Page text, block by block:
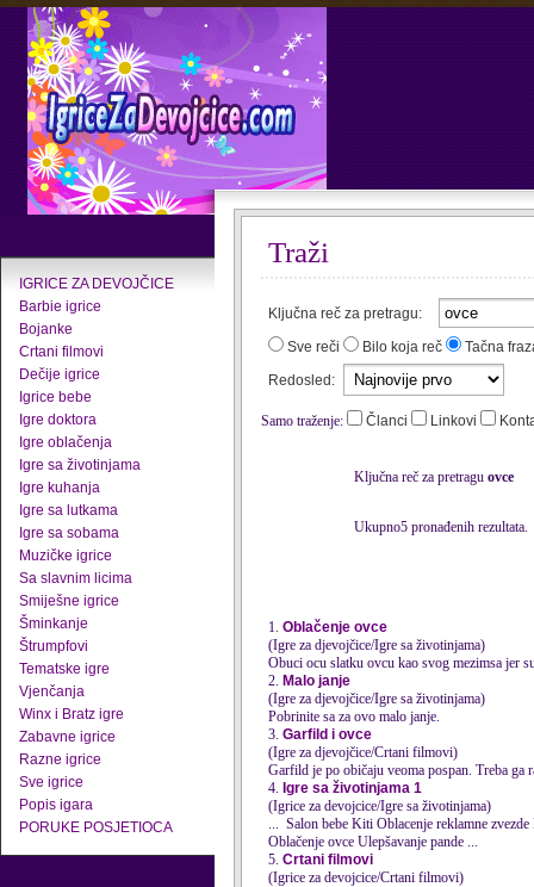
IGRICE ZA DEVOJČICE
Barbie igrice
Bojanke
Crtani filmovi
Dečije igrice
Igrice bebe
Igre doktora
Igre oblačenja
Igre sa životinjama
Igre kuhanja
Igre sa lutkama
Igre sa sobama
Muzičke igrice
Sa slavnim licima
Smiješne igrice
Šminkanje
Štrumpfovi
Tematske igre
Vjenčanja
Winx i Bratz igre
Zabavne igrice
Razne igrice
Sve igrice
Popis igara
PORUKE POSJETIOCA
Traži
Ključna reč za pretragu:
Sve reči
Bilo koja reč
Tačna
Redosled:
Samo traženje: Članci Linkovi
Ključna reč za pretragu ovce
Ukupno5 pronađenih rezultata.
1. Oblačenje ovce
(Igre za djevojčice/Igre sa životinjama)
Obuci ocu slatku ovcu kao svog mezimsa jer
2. Malo janje
(Igre za djevojčice/Igre sa životinjama)
Pobrinite sa za ovo malo janje.
3. Garfild i ovce
(Igre za djevojčice/Crtani filmovi)
Garfild je po običaju veoma pospan. Treba
4. Igre sa životinjama 1
(Igrice za devojcice/Igre sa životinjama)
... Salon bebe Kiti Oblacenje reklamne zvezde Hipster poni Briga morski konjic Beba psić Beba Dora i jednorog Mačiji salon Obuci slatkiša
Oblačenje ovce Ulepšavanje pande ...
5. Crtani filmovi
(Igrice za devojcice/Crtani filmovi)